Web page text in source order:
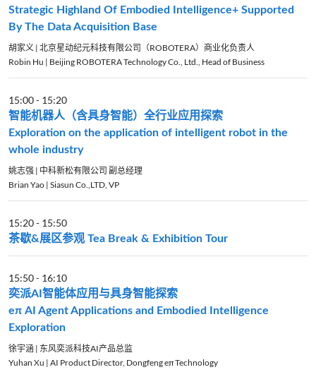
Strategic Highland Of Embodied Intelligence+ Supported
By The Data Acquisition Base
胡家义 | 北京星动纪元科技有限公司（ROBOTERA）商业化负责人
Robin Hu | Beijing ROBOTERA Technology Co., Ltd., Head of Business
15:00- 15:20
智能机器人（含具身智能）全行业应用探索
Exploration on the application of intelligent robot in the
whole industry
姚志强 | 中科新松有限公司 副总经理
Brian Yao | Siasun Co.,LTD, VP
15:20- 15:50
茶歇&展区参观 Tea Break & Exhibition Tour
15:50- 16:10
奕派AI智能体应用与具身智能探索
eπ AI Agent Applications and Embodied Intelligence
Exploration
徐宇涵 | 东风奕派科技AI产品总监
Yuhan Xu | AI Product Director, Dongfeng eπ Technology